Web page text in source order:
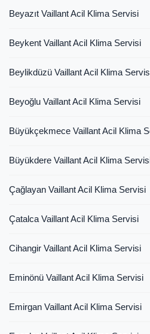
Beyazıt Vaillant Acil Klima Servisi
Beykent Vaillant Acil Klima Servisi
Beylikdüzü Vaillant Acil Klima
Beyoğlu Vaillant Acil Klima Servisi
Büyükçekmece Vaillant Acil Klima
Büyükdere Vaillant Acil Klima
Çağlayan Vaillant Acil Klima Servisi
Çatalca Vaillant Acil Klima Servisi
Cihangir Vaillant Acil Klima Servisi
Eminönü Vaillant Acil Klima Servisi
Emirgan Vaillant Acil Klima Servisi